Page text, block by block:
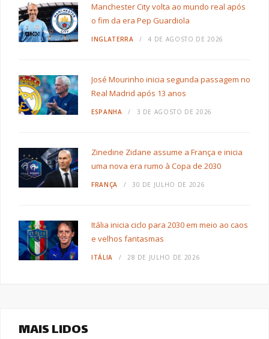
Manchester City volta ao mundo real após
o fim da era Pep Guardiola
INGLATERRA 4 DE AGOSTO DE 2026
José Mourinho inicia segunda passagem no
Real Madrid após 13 anos
ESPANHA 3 DE AGOSTO DE 2026
Zinedine Zidane assume a França e inicia
uma nova era rumo à Copa de 2030
FRANÇA 30 DE JULHO DE 2026
Itália inicia ciclo para 2030 em meio ao caos
e velhos fantasmas
ITÁLIA 28 DE JULHO DE 2026
MAIS LIDOS